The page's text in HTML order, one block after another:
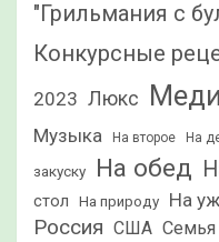
"Грильмания с
Конкурсные
2023 Люкс
Музыка На второе На
закуску На обед
стол
На природу На
Россия США Семья